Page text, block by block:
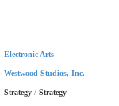
Electronic Arts
Westwood Studios, Inc.
Strategy/ Strategy